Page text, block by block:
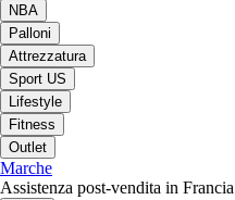
NBA
Palloni
Attrezzatura
Sport US
Lifestyle
Fitness
Outlet
Marche
Assistenza post-vendita in Francia